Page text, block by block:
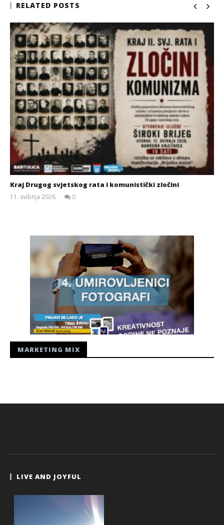
RELATED POSTS
Kraj Drugog svjetskog rata i komunistički zločini
11. svibnja 2026.
0
MARKETING MIX
LIVE AND JOYFUL